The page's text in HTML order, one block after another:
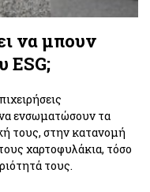
να μπουν
ESG;
ενσωματώσουν τα
τους, στην κατανομή
χαρτοφυλάκια, τόσο
τους.